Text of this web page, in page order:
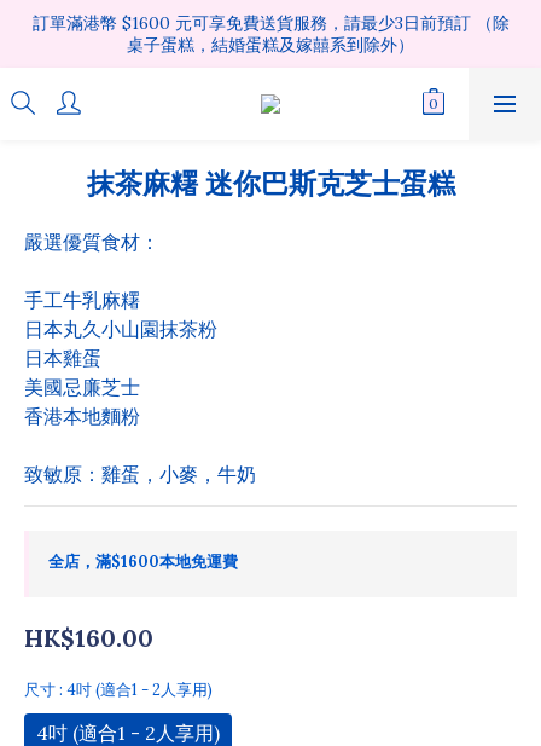
訂單滿港幣 $1600 元可享免費送貨服務，請最少3日前預訂 （除
桌子蛋糕，結婚蛋糕及嫁囍系到除外）
抹茶麻糬 迷你巴斯克芝士蛋糕
嚴選優質食材：
手工牛乳麻糬
日本丸久小山園抹茶粉
日本雞蛋
美國忌廉芝士
香港本地麵粉
致敏原：雞蛋，小麥，牛奶
全店，滿$1600本地免運費
HK$160.00
尺寸: 4吋 (適合1 - 2人享用)
4吋 (適合1 - 2人享用)